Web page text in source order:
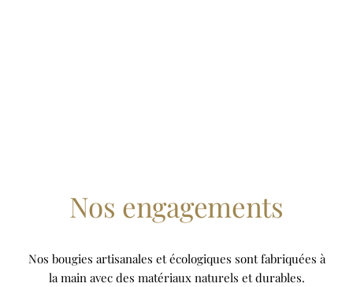
Nos engagements
Nos bougies artisanales et écologiques sont fabriquées à
la main avec des matériaux naturels et durables.